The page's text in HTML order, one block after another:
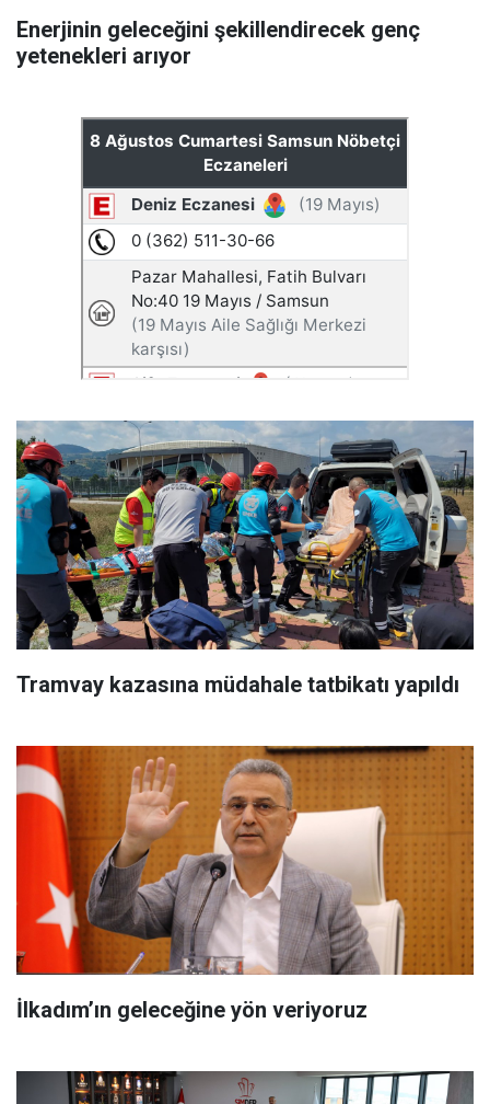
Enerjinin geleceğini şekillendirecek genç
yetenekleri arıyor
Tramvay kazasına müdahale tatbikatı yapıldı
İlkadım’ın geleceğine yön veriyoruz